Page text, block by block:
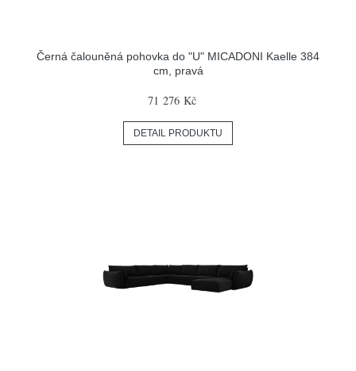
Černá čalouněná pohovka do "U" MICADONI Kaelle 384
cm, pravá
71 276 Kč
DETAIL PRODUKTU